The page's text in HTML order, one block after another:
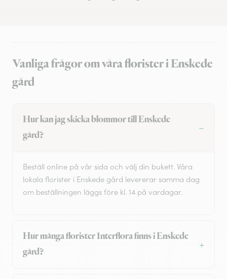
Vanliga frågor om våra florister i Enskede
gård
Hur kan jag skicka blommor till Enskede
gård?
Beställ online på vår sida och välj din bukett. Våra
lokala florister i Enskede gård levererar samma dag
om beställningen läggs före kl. 14 på vardagar.
Hur många florister Interflora finns i Enskede
gård?